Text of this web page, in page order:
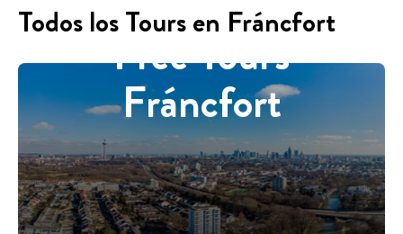
Todos los Tours en Fráncfort
Free Tours
Fráncfort